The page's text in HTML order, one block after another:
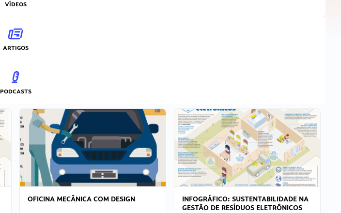
VÍDEOS
ARTIGOS
PODCASTS
OFICINA MECÂNICA COM DESIGN
INFOGRÁFICO: SUSTENTABILIDADE NA
GESTÃO DE RESÍDUOS ELETRÔNICOS